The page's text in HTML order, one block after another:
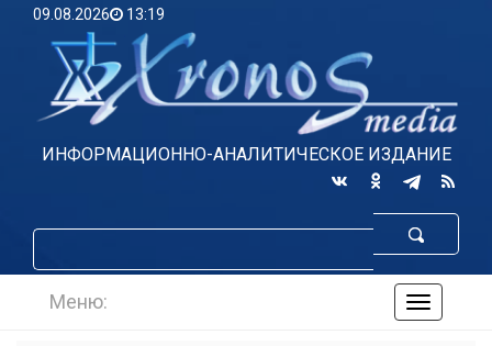
09.08.2026 13:19
ИНФОРМАЦИОННО-АНАЛИТИЧЕСКОЕ ИЗДАНИЕ
по
Меню: